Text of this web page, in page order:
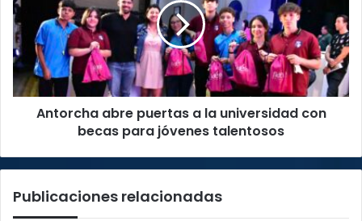
a
la
universidad
con
becas
para
jóvenesAntorcha abre puertas a la universidad con
becas para jóvenes talentosos
Publicaciones relacionadas